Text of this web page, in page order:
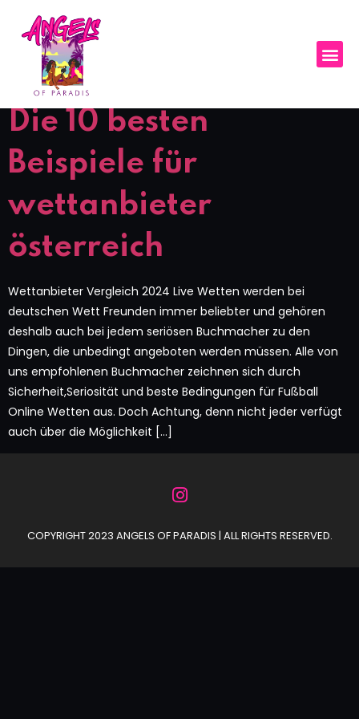
Day:
2024
Die 10 besten
Beispiele für
wettanbieter
österreich
Wettanbieter Vergleich 2024 Live Wetten werden bei
deutschen Wett Freunden immer beliebter und gehören
deshalb auch bei jedem seriösen Buchmacher zu den
Dingen, die unbedingt angeboten werden müssen. Alle von
uns empfohlenen Buchmacher zeichnen sich durch
Sicherheit,Seriosität und beste Bedingungen für Fußball
Online Wetten aus. Doch Achtung, denn nicht jeder verfügt
auch über die Möglichkeit […]
COPYRIGHT 2023 ANGELS OF PARADIS | ALL RIGHTS RESERVED.